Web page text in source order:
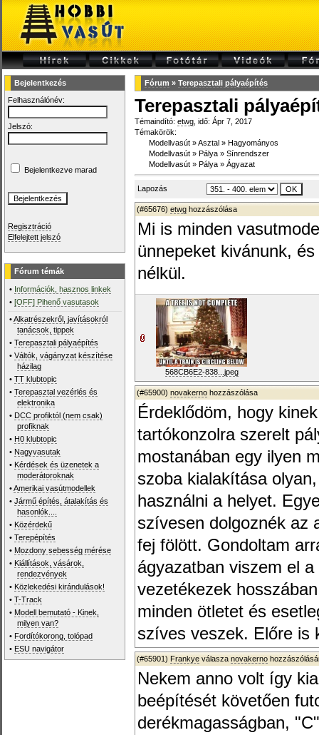
Bejelentkezés
Felhasználónév:
Jelszó:
Bejelentkezve marad
Regisztráció
Elfelejtett jelszó
Fórum témák
• Információk, hasznos linkek
•[OFF] Pihenő vasutasok
•Alkatrészekről, javításokról
tanácsok, tippek
•Terepasztali pályaépítés
•Váltók, vágányzat készítése
házilag
•TT klubtopic
•Terepasztal vezérlés és
elektronika
• DCC profiktól (nem csak)
profiknak
• H0 klubtopic
• Nagyvasutak
• Kérdések és üzenetek a
moderátoroknak
•Amerikai vasútmodellek
•Jármű építés, átalakítás és
hasonlók....
• Közérdekű
•Terepépítés
• Mozdony sebesség mérése
• Kiállítások, vásárok,
rendezvények
• Közlekedési kirándulások!
•T-Track
• Modell bemutató - Kinek,
milyen van?
• Fordítókorong, tolópad
• ESU navigátor
Fórum » Terepasztali pályaépítés
Terepasztali
Témaindító: etwg , idő: Ápr 7, 2017
Témakörök:
Modellvasút »Asztal » Hagyományos
Modellvasút » Pálya » Sínrendszer
Modellvasút » Pálya » Ágyazat
Lapozás
(#65676) etwg hozzászólása
Mi is minden
ünnepeket kivánunk,
nélkül.
568CB6E2-838...jpeg
(#65900) novakerno hozzászólása
Érdeklődöm, hogy
tartókonzolra szerelt
mostanában egy ilyen
szoba kialakítása
használni a helyet.
szívesen dolgoznék az
fej fölött. Gondoltam
ágyazatban viszem el
vezetékezek
minden ötletet és
szíves veszek. Előre is
(#65901) Frankye válasza novakerno
Nekem anno volt így
beépítését követően
derékmagasságban,